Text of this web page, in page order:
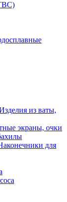
из ваты,
экраны, очки
для